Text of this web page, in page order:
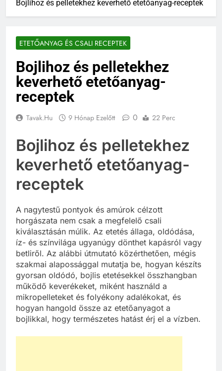
Bojlihoz és pelletekhez keverhető etetőanyag-receptek
ETETŐANYAG ÉS CSALI RECEPTEK
Bojlihoz és pelletekhez
keverhető etetőanyag-
receptek
Tavak.hu 9 Hónap Ezelőtt 0 22 Perc
Bojlihoz és pelletekhez
keverhető etetőanyag-
receptek
A nagytestű pontyok és amúrok célzott
horgászata nem csak a megfelelő csali
kiválasztásán múlik. Az etetés állaga, oldódása,
íz- és színvilága ugyanúgy dönthet kapásról vagy
betliről. Az alábbi útmutató közérthetően, mégis
szakmai alapossággal mutatja be, hogyan készíts
gyorsan oldódó, bojlis etetésekkel összhangban
működő keverékeket, miként használd a
mikropelleteket és folyékony adalékokat, és
hogyan hangold össze az etetőanyagot a
bojlikkal, hogy természetes hatást érj el a vízben.